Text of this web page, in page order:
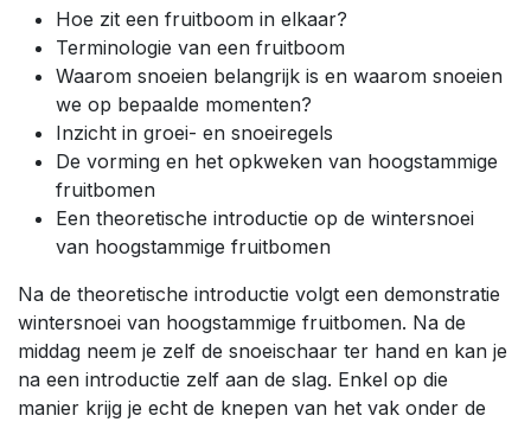
Hoe zit een fruitboom in elkaar?
Terminologie van een fruitboom
Waarom snoeien belangrijk is en waarom snoeien
we op bepaalde momenten?
Inzicht in groei- en snoeiregels
De vorming en het opkweken van hoogstammige
fruitbomen
Een theoretische introductie op de wintersnoei
van hoogstammige fruitbomen
Na de theoretische introductie volgt een demonstratie
wintersnoei van hoogstammige fruitbomen. Na de
middag neem je zelf de snoeischaar ter hand en kan je
na een introductie zelf aan de slag. Enkel op die
manier krijg je echt de knepen van het vak onder de